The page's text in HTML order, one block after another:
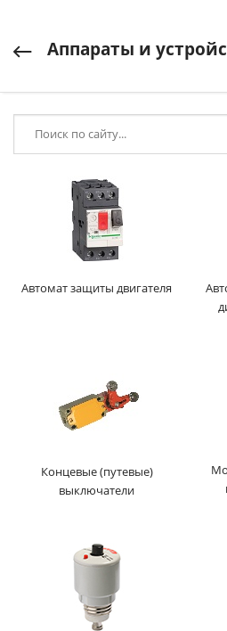
Аппараты и
Автомат защиты двигателя
Концевые (путевые)
выключатели